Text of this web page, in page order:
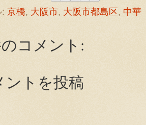
: 京橋, 大阪市, 大阪市都島区, 中華
コメント:
ントを投稿